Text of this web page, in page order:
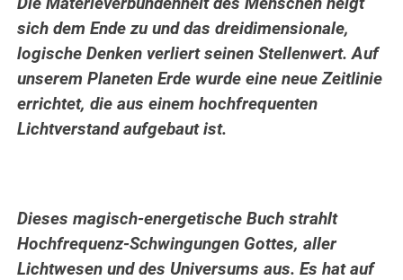
sich dem Ende zu und das dreidimensionale,
logische Denken verliert seinen Stellenwert. Auf
unserem Planeten Erde wurde eine neue Zeitlinie
errichtet, die aus einem hochfrequenten
Lichtverstand aufgebaut ist.
Dieses magisch-energetische Buch strahlt
Hochfrequenz-Schwingungen Gottes, aller
Lichtwesen und des Universums aus. Es hat auf